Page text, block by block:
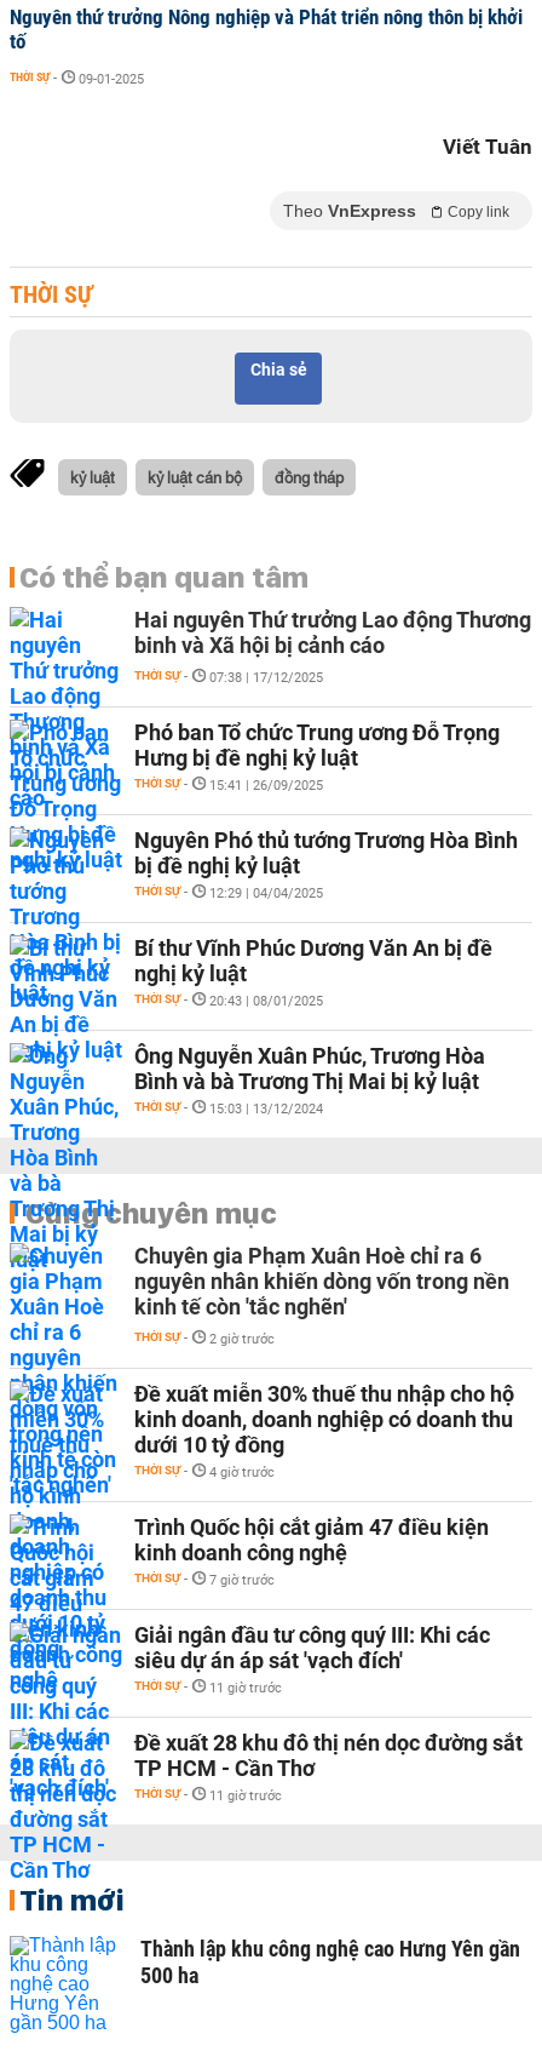
Nguyên thứ trưởng Nông nghiệp và Phát triển nông thôn bị khởi
tố
THỜI SỰ - 09-01-2025
Viết Tuân
Theo VnExpress Copy link
THỜI SỰ
Chia sẻ
kỷ luật kỷ luật cán bộ đồng tháp
Có thể bạn quan tâm
Hai nguyên Thứ trưởng Lao động Thương
binh và Xã hội bị cảnh cáo
THỜI SỰ - 07:38 | 17/12/2025
Phó ban Tổ chức Trung ương Đỗ Trọng
Hưng bị đề nghị kỷ luật
THỜI SỰ - 15:41 | 26/09/2025
Nguyên Phó thủ tướng Trương Hòa Bình
bị đề nghị kỷ luật
THỜI SỰ - 12:29 | 04/04/2025
Bí thư Vĩnh Phúc Dương Văn An bị đề
nghị kỷ luật
THỜI SỰ - 20:43 | 08/01/2025
Ông Nguyễn Xuân Phúc, Trương Hòa
Bình và bà Trương Thị Mai bị kỷ luật
THỜI SỰ - 15:03 | 13/12/2024
Cùng chuyên mục
Chuyên gia Phạm Xuân Hoè chỉ ra 6
nguyên nhân khiến dòng vốn trong nền
kinh tế còn 'tắc nghẽn'
THỜI SỰ - 2 giờ trước
Đề xuất miễn 30% thuế thu nhập cho hộ
kinh doanh, doanh nghiệp có doanh thu
dưới 10 tỷ đồng
THỜI SỰ - 4 giờ trước
Trình Quốc hội cắt giảm 47 điều kiện
kinh doanh công nghệ
THỜI SỰ - 7 giờ trước
Giải ngân đầu tư công quý III: Khi các
siêu dự án áp sát 'vạch đích'
THỜI SỰ - 11 giờ trước
Đề xuất 28 khu đô thị nén dọc đường sắt
TP HCM - Cần Thơ
THỜI SỰ - 11 giờ trước
Tin mới
Thành lập khu công nghệ cao Hưng Yên gần
500 ha